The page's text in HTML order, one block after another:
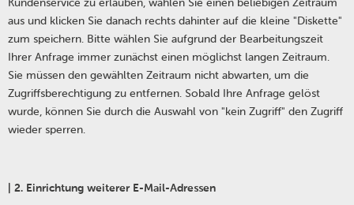
Kundenservice zu erlauben, wählen Sie einen beliebigen Zeitraum
aus und klicken Sie danach rechts dahinter auf die kleine "Diskette"
zum speichern. Bitte wählen Sie aufgrund der Bearbeitungszeit
Ihrer Anfrage immer zunächst einen möglichst langen Zeitraum.
Sie müssen den gewählten Zeitraum nicht abwarten, um die
Zugriffsberechtigung zu entfernen. Sobald Ihre Anfrage gelöst
wurde, können Sie durch die Auswahl von "kein Zugriff" den Zugriff
wieder sperren.
| 2. Einrichtung weiterer E-Mail-Adressen